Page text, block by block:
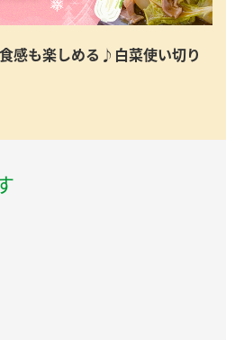
感も楽しめる♪白菜使い切り